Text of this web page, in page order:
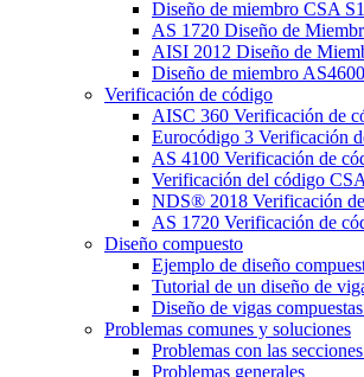
Diseño de miembro CSA
AS 1720 Diseño de
AISI 2012 Diseño de
Diseño de miembro AS4600
Verificación de código
AISC 360 Verificación de
Eurocódigo 3 Verificación
AS 4100 Verificación de
Verificación del código
NDS® 2018 Verificación
AS 1720 Verificación de
Diseño compuesto
Ejemplo de diseño
Tutorial de un diseño de
Diseño de vigas
Problemas comunes y soluciones
Problemas con las
Problemas generales